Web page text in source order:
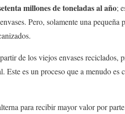
millones de toneladas al año;
Pero, solamente una pequeña
de los viejos envases reciclados,
Este es un proceso que a menudo es
para recibir mayor valor por